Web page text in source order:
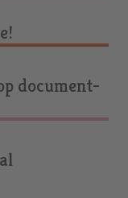
document­